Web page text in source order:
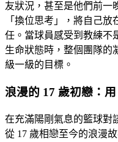
友狀況，甚至是他們前一
「換位思考」，將自己
任。當球員感受到教練不
生命狀態時，整個團隊的
級一級的目標。
浪漫的 17 歲初戀：
在充滿陽剛氣息的籃球對
從 17 歲相戀至今的浪漫故